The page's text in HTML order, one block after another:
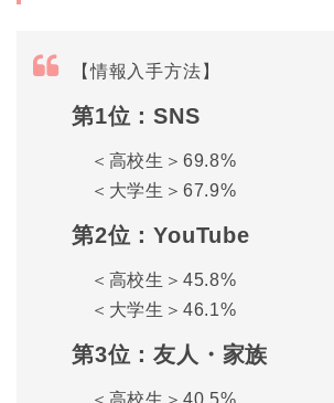
【情報入手方法】
第1位：SNS
＜高校生＞69.8%
＜大学生＞67.9%
第2位：YouTube
＜高校生＞45.8%
＜大学生＞46.1%
第3位：友人・家族
＜高校生＞40.5%